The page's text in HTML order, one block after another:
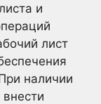
и
лист
наличии